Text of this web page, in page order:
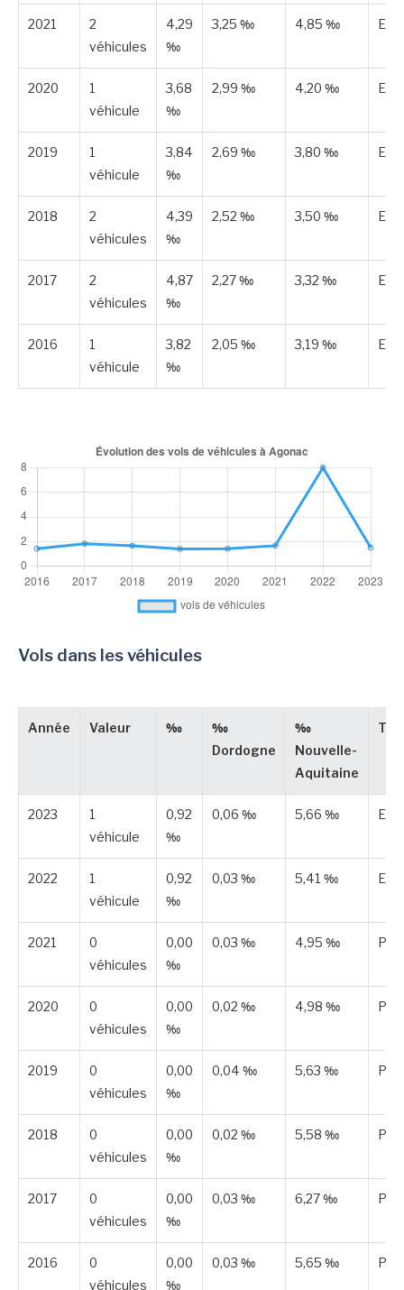
2021
2
véhicules
4,29
‰
3,25 ‰ 4,85 ‰
2020
1
véhicule
3,68
‰
2,99 ‰ 4,20 ‰
2019
1
véhicule
3,84
‰
2,69 ‰ 3,80 ‰
2018
2
véhicules
4,39
‰
2,52 ‰ 3,50 ‰
2017
2
véhicules
4,87
‰
2,27 ‰ 3,32 ‰
2016
1
véhicule
3,82
‰
2,05 ‰ 3,19 ‰
Vols dans les véhicules
Année Valeur ‰
‰
Dordogne
‰
Nouvelle-
Aquitaine
2023
1
véhicule
0,92
‰
0,06 ‰ 5,66 ‰
2022
1
véhicule
0,92
‰
0,03 ‰ 5,41 ‰
2021
0
véhicules
0,00
‰
0,03 ‰ 4,95 ‰
2020
0
véhicules
0,00
‰
0,02 ‰ 4,98 ‰
2019
0
véhicules
0,00
‰
0,04 ‰ 5,63 ‰
2018
0
véhicules
0,00
‰
0,02 ‰ 5,58 ‰
2017
0
véhicules
0,00
‰
0,03 ‰ 6,27 ‰
2016
0
véhicules
0,00
‰
0,03 ‰ 5,65 ‰